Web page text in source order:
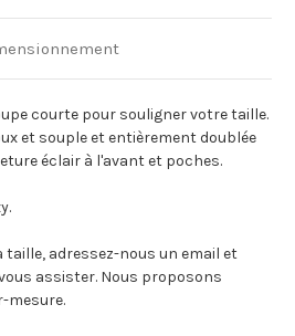
courte pour souligner votre taille.
et souple et entièrement doublée
éclair à l'avant et poches.
taille, adressez-nous un email et
assister. Nous proposons
mesure.